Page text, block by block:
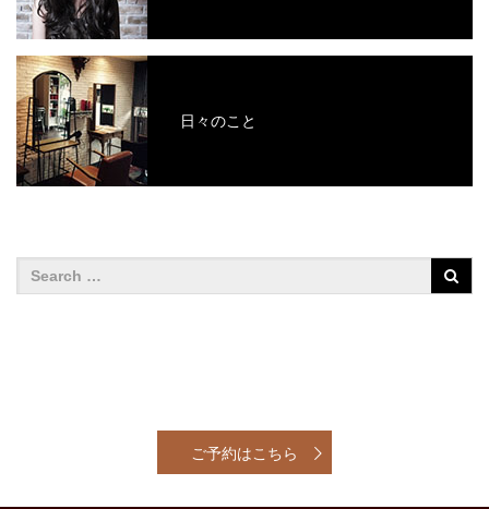
日々のこと
ご予約はこちら